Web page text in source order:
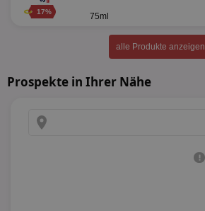
17% 75ml
alle Produkte anzeigen
Prospekte in Ihrer Nähe